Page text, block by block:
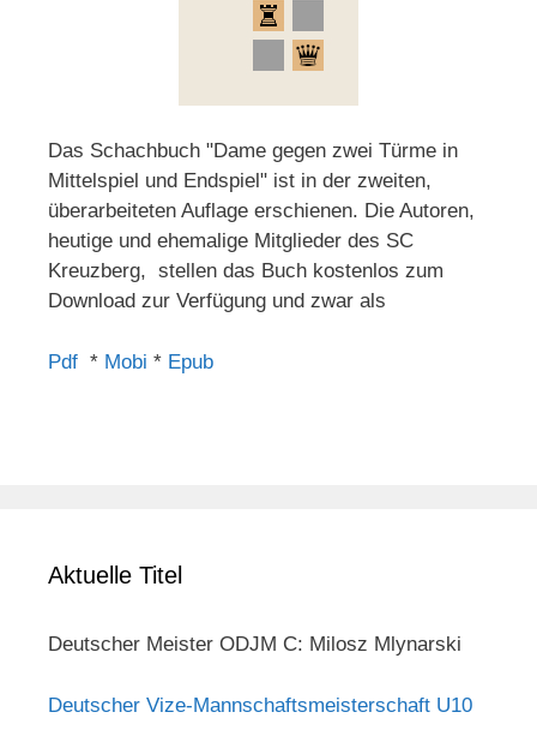
Das Schachbuch "Dame gegen zwei Türme in
Mittelspiel und Endspiel" ist in der zweiten,
überarbeiteten Auflage erschienen. Die Autoren,
heutige und ehemalige Mitglieder des SC
Kreuzberg, stellen das Buch kostenlos zum
Download zur Verfügung und zwar als
Pdf * Mobi * Epub
Aktuelle Titel
Deutscher Meister ODJM C: Milosz Mlynarski
Deutscher Vize-Mannschaftsmeisterschaft U10